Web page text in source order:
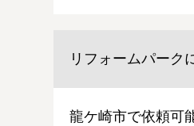
リフォームパーク
龍ケ崎市で依頼可